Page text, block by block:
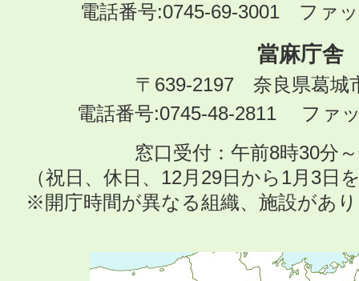
電話番号:0745-69-3001 ファ
當麻庁舎
〒639-2197 奈良県葛城
電話番号:0745-48-2811 ファ
窓口受付：午前8時30分
（祝日、休日、12月29日から1月3日
※開庁時間が異なる組織、施設があ